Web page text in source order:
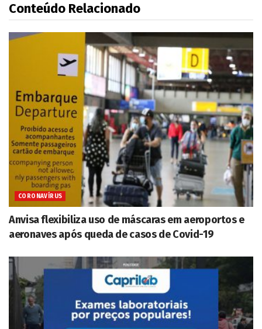
Conteúdo Relacionado
CORONAVÍRUS
Anvisa flexibiliza uso de máscaras em aeroportos e
aeronaves após queda de casos de Covid-19